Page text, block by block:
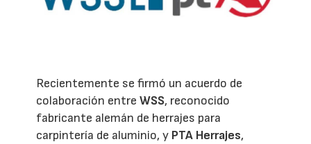
Recientemente se firmó un acuerdo de
colaboración entreWSS, reconocido
fabricante alemán de herrajes para
carpintería de aluminio, y PTA Herrajes,